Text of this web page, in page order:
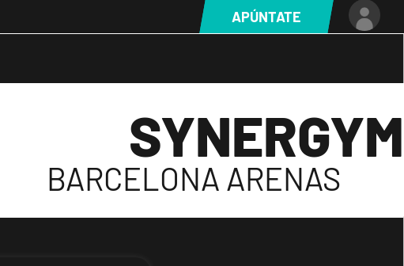
APÚNTATE
SYNERGYM
BARCELONA ARENAS